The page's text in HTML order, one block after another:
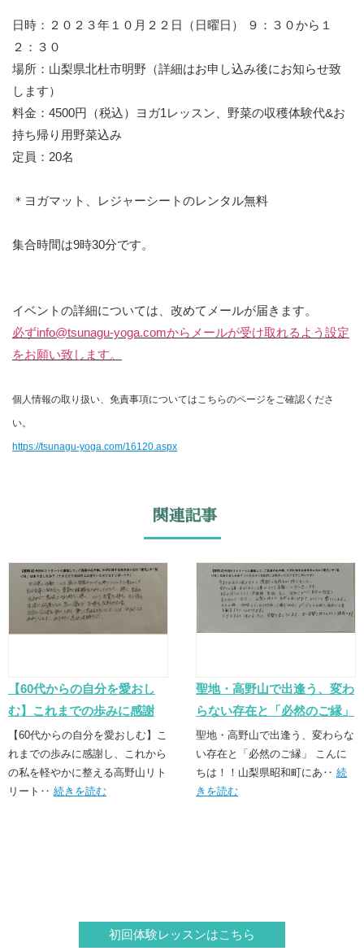
日時：２０２３年１０月２２日（日曜日） ９：３０から１
２：３０
場所：山梨県北杜市明野（詳細はお申し込み後にお知らせ致
します）
料金：4500円（税込）ヨガ1レッスン、野菜の収穫体験代&お
持ち帰り用野菜込み
定員：20名
＊ヨガマット、レジャーシートのレンタル無料
集合時間は9時30分です。
イベントの詳細については、改めてメールが届きます。
必ずinfo@tsunagu-yoga.comからメールが受け取れるよう設定
をお願い致します。
個人情報の取り扱い、免責事項についてはこちらのページをご確認くださ
い。
https://tsunagu-yoga.com/16120.aspx
関連記事
【60代からの自分を愛おし
む】これまでの歩みに感謝
し、これからの私を軽やかに
整える高野山リトリート
【60代からの自分を愛おしむ】こ
れまでの歩みに感謝し、これから
の私を軽やかに整える高野山リト
リート‥ 続きを読む
聖地・高野山で出逢う、変わ
らない存在と「必然のご縁」
聖地・高野山で出逢う、変わらな
い存在と「必然のご縁」 こんに
ちは！！山梨県昭和町にあ‥続
きを読む
初回体験レッスンはこちら